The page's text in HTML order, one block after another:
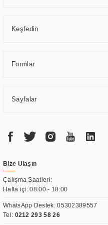
Keşfedin
Formlar
Sayfalar
Bize Ulaşın
Çalışma Saatleri:
Hafta içi: 08:00 - 18:00
WhatsApp Destek:05302389557
Tel: 0212 293 58 26